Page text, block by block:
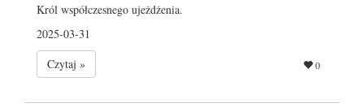
Król współczesnego ujeżdżenia.
2025-03-31
Czytaj »
0